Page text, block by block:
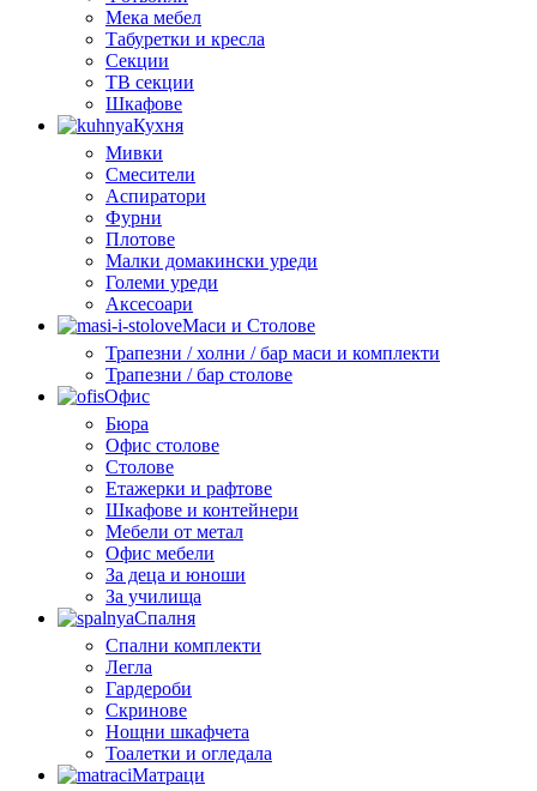
Мека мебел
Табуретки и кресла
Секции
ТВ секции
Шкафове
Кухня
Мивки
Смесители
Аспиратори
Фурни
Плотове
Малки домакински уреди
Големи уреди
Аксесоари
Маси и Столове
Трапезни / холни / бар маси и комплекти
Трапезни / бар столове
Офис
Бюра
Офис столове
Столове
Етажерки и рафтове
Шкафове и контейнери
Мебели от метал
Офис мебели
За деца и юноши
За училища
Спалня
Спални комплекти
Легла
Гардероби
Скринове
Нощни шкафчета
Тоалетки и огледала
Матраци